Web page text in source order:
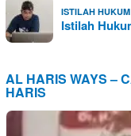
ISTILAH HUKUM
Istilah
AL HARIS WAYS –
HARIS